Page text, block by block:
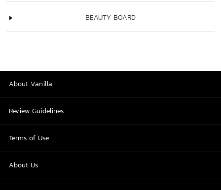
BEAUTY BOARD
About Vanilla
Review Guidelines
Terms of Use
About Us